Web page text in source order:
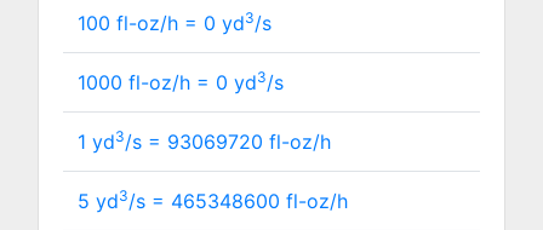
100 fl-oz/h = 0 yd3/s
1000 fl-oz/h = 0 yd3/s
1 yd3/s = 93069720 fl-oz/h
5 yd3/s = 465348600 fl-oz/h